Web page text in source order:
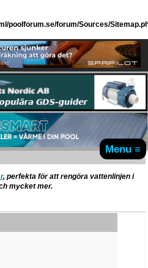
poolforum.se/forum/Sources/
Menu ≡
, perfekta för att rengöra vattenlinjen i
mycket mer.